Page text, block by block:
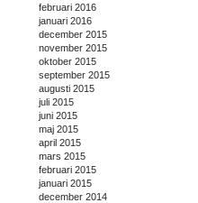
februari 2016
januari 2016
december 2015
november 2015
oktober 2015
september 2015
augusti 2015
juli 2015
juni 2015
maj 2015
april 2015
mars 2015
februari 2015
januari 2015
december 2014